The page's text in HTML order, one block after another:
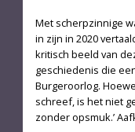
Met scherpzinnige
in zijn in 2020
kritisch beeld van
geschiedenis die
Burgeroorlog.
schreef, is het niet
zonder opsmuk.’